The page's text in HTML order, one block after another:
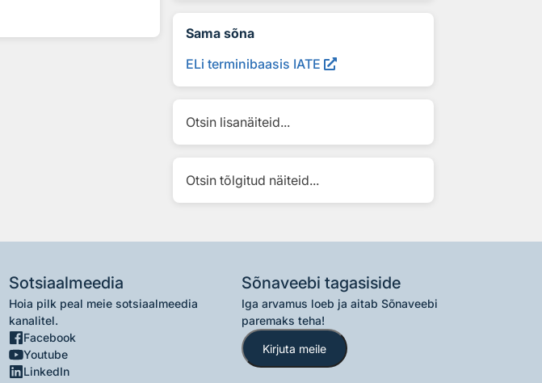
Sama sõna
ELi terminibaasis IATE
Otsin lisanäiteid...
Otsin tõlgitud näiteid...
Sotsiaalmeedia
Hoia pilk peal meie sotsiaalmeedia
kanalitel.
Facebook
Youtube
LinkedIn
Sõnaveebi tagasiside
Iga arvamus loeb ja aitab Sõnaveebi
paremaks teha!
Kirjuta meile